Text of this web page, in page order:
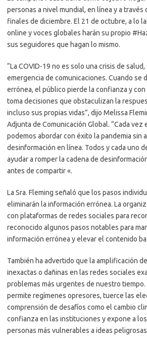
personas a nivel mundial, en línea y a través
finales de diciembre. El 21 de octubre, a lo
online y voces globales harán su propio
sus seguidores que hagan lo mismo.
“La COVID-19 no es solo una crisis de
emergencia de comunicaciones. Cuando se
errónea, el público pierde la confianza y
toma decisiones que obstaculizan la
incluso sus propias vidas”, dijo Melissa
Adjunta de Comunicación Global. “Cada vez
podemos abordar con éxito la pandemia sin
desinformación en línea. Todos y cada uno
ayudar a romper la cadena de
antes de compartir «.
La Sra. Fleming señaló que los pasos
eliminarán la información errónea. La
con plataformas de redes sociales para
reconocido algunos pasos notables para
información errónea y elevar el contenido
También ha advertido que la amplificación
inexactas o dañinas en las redes sociales
problemas más urgentes de nuestro tiempo.
permite regímenes opresores, tuerce las
comprensión de desafíos como el cambio
confianza en las instituciones y expone a
personas más vulnerables a ideas